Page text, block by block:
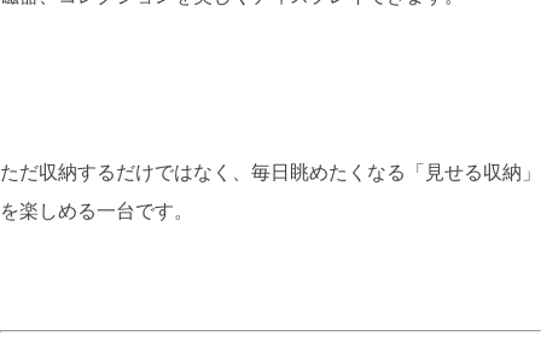
ただ収納するだけではなく、毎日眺めたくなる「見せる収納」
を楽しめる一台です。